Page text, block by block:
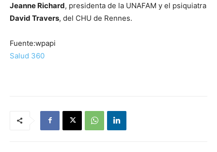
Jeanne Richard, presidenta de la UNAFAM y el psiquiatra
David Travers, del CHU de Rennes.
Fuente:wpapi
Salud 360